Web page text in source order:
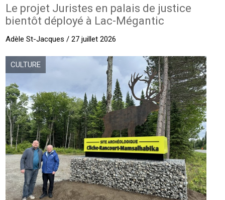
Le projet Juristes en palais de justice
bientôt déployé à Lac-Mégantic
Adèle St-Jacques / 27 juillet 2026
CULTURE